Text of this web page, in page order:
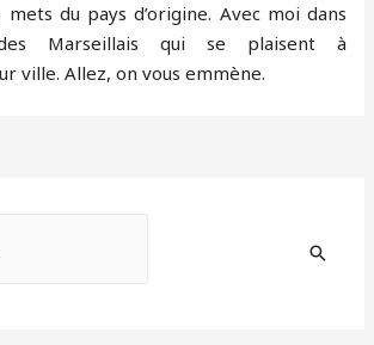
mets du pays d’origine. Avec moi dans
Marseillais qui se plaisent à
ville. Allez, on vous emmène.